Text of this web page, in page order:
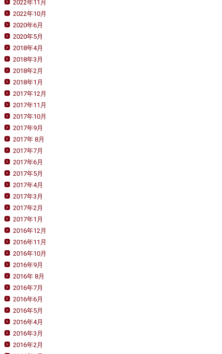
2022年11月
2022年10月
2020年6月
2020年5月
2018年4月
2018年3月
2018年2月
2018年1月
2017年12月
2017年11月
2017年10月
2017年9月
2017年 8月
2017年7月
2017年6月
2017年5月
2017年4月
2017年3月
2017年2月
2017年1月
2016年12月
2016年11月
2016年10月
2016年9月
2016年 8月
2016年7月
2016年6月
2016年5月
2016年4月
2016年3月
2016年2月